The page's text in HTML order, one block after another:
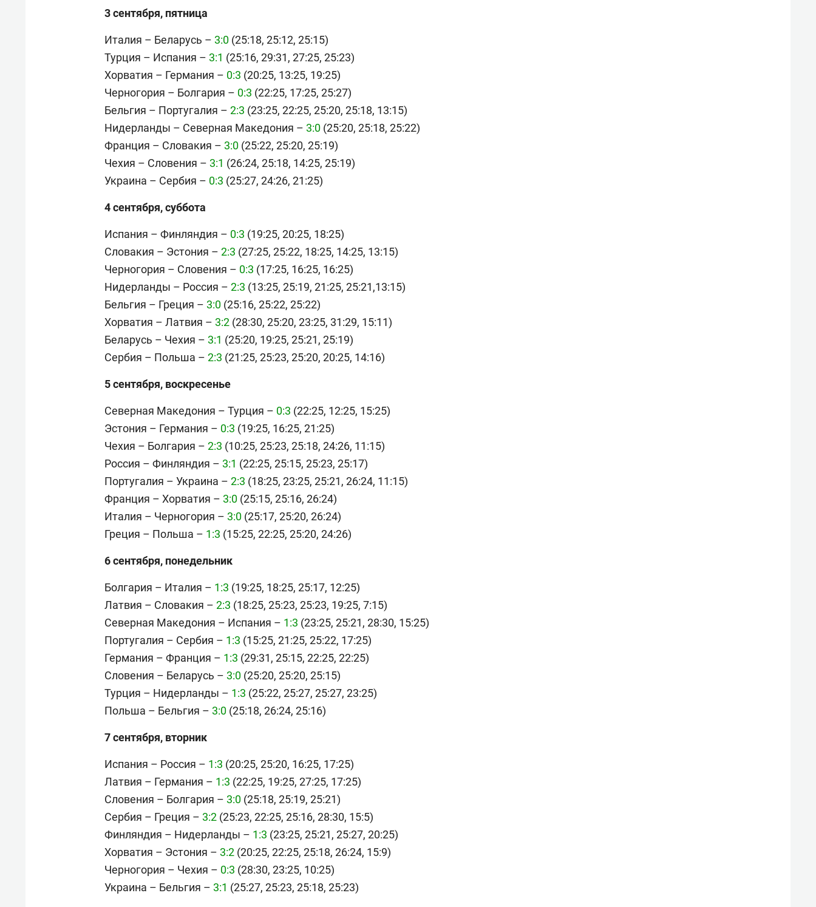
3 сентября, пятница
Италия – Беларусь – 3:0 (25:18, 25:12, 25:15)
Турция – Испания – 3:1 (25:16, 29:31, 27:25, 25:23)
Хорватия – Германия – 0:3 (20:25, 13:25, 19:25)
Черногория – Болгария – 0:3 (22:25, 17:25, 25:27)
Бельгия – Португалия – 2:3 (23:25, 22:25, 25:20, 25:18, 13:15)
Нидерланды – Северная Македония – 3:0 (25:20, 25:18, 25:22)
Франция – Словакия – 3:0 (25:22, 25:20, 25:19)
Чехия – Словения – 3:1 (26:24, 25:18, 14:25, 25:19)
Украина – Сербия – 0:3 (25:27, 24:26, 21:25)
4 сентября, суббота
Испания – Финляндия – 0:3 (19:25, 20:25, 18:25)
Словакия – Эстония – 2:3 (27:25, 25:22, 18:25, 14:25, 13:15)
Черногория – Словения – 0:3 (17:25, 16:25, 16:25)
Нидерланды – Россия – 2:3 (13:25, 25:19, 21:25, 25:21,13:15)
Бельгия – Греция – 3:0 (25:16, 25:22, 25:22)
Хорватия – Латвия – 3:2 (28:30, 25:20, 23:25, 31:29, 15:11)
Беларусь – Чехия – 3:1 (25:20, 19:25, 25:21, 25:19)
Сербия – Польша – 2:3 (21:25, 25:23, 25:20, 20:25, 14:16)
5 сентября, воскресенье
Северная Македония – Турция – 0:3 (22:25, 12:25, 15:25)
Эстония – Германия – 0:3 (19:25, 16:25, 21:25)
Чехия – Болгария – 2:3 (10:25, 25:23, 25:18, 24:26, 11:15)
Россия – Финляндия – 3:1 (22:25, 25:15, 25:23, 25:17)
Португалия – Украина – 2:3 (18:25, 23:25, 25:21, 26:24, 11:15)
Франция – Хорватия – 3:0 (25:15, 25:16, 26:24)
Италия – Черногория – 3:0 (25:17, 25:20, 26:24)
Греция – Польша – 1:3 (15:25, 22:25, 25:20, 24:26)
6 сентября, понедельник
Болгария – Италия – 1:3 (19:25, 18:25, 25:17, 12:25)
Латвия – Словакия – 2:3 (18:25, 25:23, 25:23, 19:25, 7:15)
Северная Македония – Испания – 1:3 (23:25, 25:21, 28:30, 15:25)
Португалия – Сербия – 1:3 (15:25, 21:25, 25:22, 17:25)
Германия – Франция – 1:3 (29:31, 25:15, 22:25, 22:25)
Словения – Беларусь – 3:0 (25:20, 25:20, 25:15)
Турция – Нидерланды – 1:3 (25:22, 25:27, 25:27, 23:25)
Польша – Бельгия – 3:0 (25:18, 26:24, 25:16)
7 сентября, вторник
Испания – Россия – 1:3 (20:25, 25:20, 16:25, 17:25)
Латвия – Германия – 1:3 (22:25, 19:25, 27:25, 17:25)
Словения – Болгария – 3:0 (25:18, 25:19, 25:21)
Сербия – Греция – 3:2 (25:23, 22:25, 25:16, 28:30, 15:5)
Финляндия – Нидерланды – 1:3 (23:25, 25:21, 25:27, 20:25)
Хорватия – Эстония – 3:2 (20:25, 22:25, 25:18, 26:24, 15:9)
Черногория – Чехия – 0:3 (28:30, 23:25, 10:25)
Украина – Бельгия – 3:1 (25:27, 25:23, 25:18, 25:23)